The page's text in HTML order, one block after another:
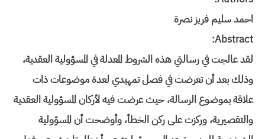
احمد سليم فريز نصرة
Abstract:
لقد عالجت في رسالتي هذه الشروط المعدلة في المسؤولية العقدية،
وذلك بعد أن تعرضت في فصل تمهيدي لعدة موضوعات ذات
علاقة بموضوع الرسالة، حيث عرضت فيه لأركان المسؤولية العقدية
والتقصيرية، وركزت على ركن الخطأ، وأوضحت أن المسؤولية